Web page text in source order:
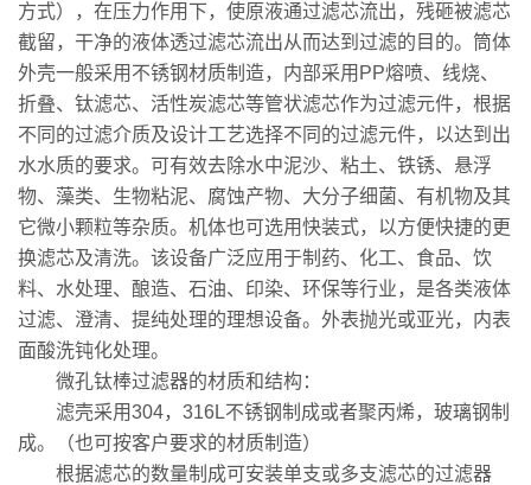
方式），在压力作用下，使原液通过滤芯流出，残砸被滤芯
截留，干净的液体透过滤芯流出从而达到过滤的目的。筒体
外壳一般采用不锈钢材质制造，内部采用PP熔喷、线烧、
折叠、钛滤芯、活性炭滤芯等管状滤芯作为过滤元件，根据
不同的过滤介质及设计工艺选择不同的过滤元件，以达到出
水水质的要求。可有效去除水中泥沙、粘土、铁锈、悬浮
物、藻类、生物粘泥、腐蚀产物、大分子细菌、有机物及其
它微小颗粒等杂质。机体也可选用快装式，以方便快捷的更
换滤芯及清洗。该设备广泛应用于制药、化工、食品、饮
料、水处理、酿造、石油、印染、环保等行业，是各类液体
过滤、澄清、提纯处理的理想设备。外表抛光或亚光，内表
面酸洗钝化处理。
微孔钛棒过滤器的材质和结构：
滤壳采用304，316L不锈钢制成或者聚丙烯，玻璃钢制
成。（也可按客户要求的材质制造）
根据滤芯的数量制成可安装单支或多支滤芯的过滤器